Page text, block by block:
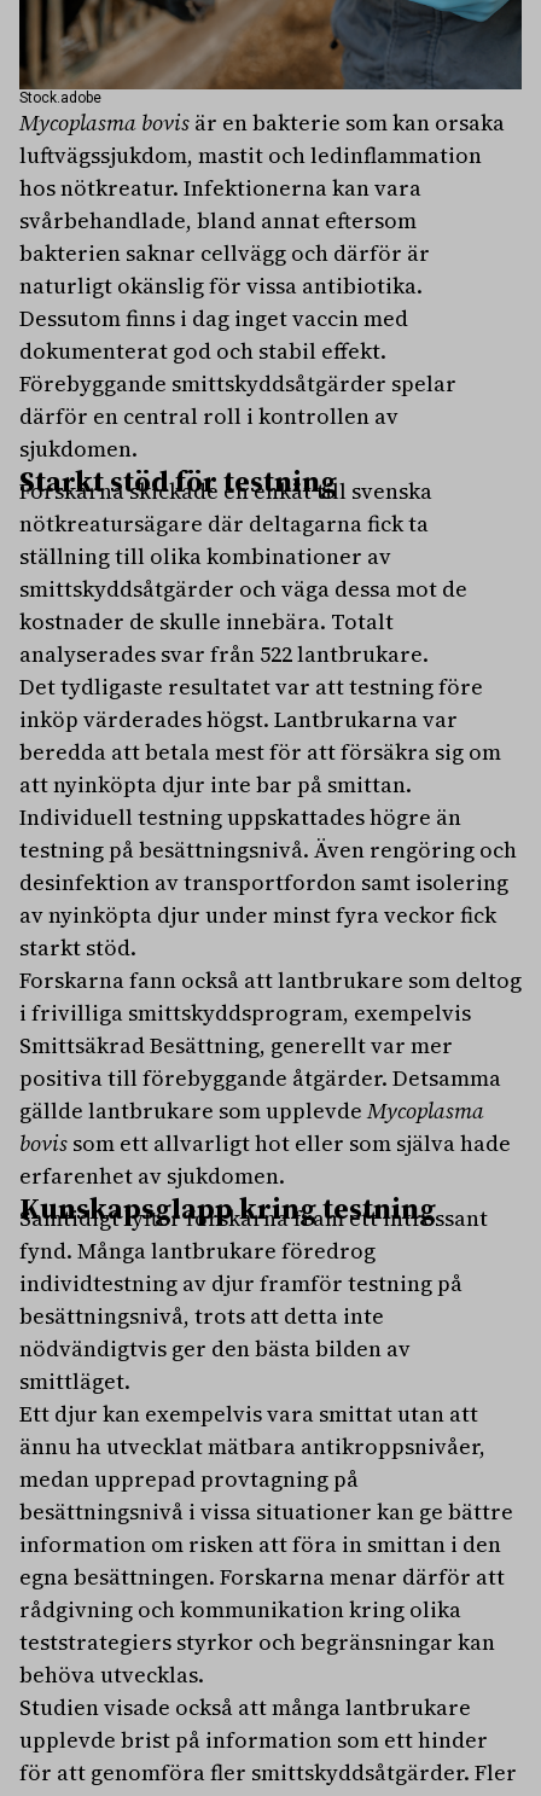
Stock.adobe
Mycoplasma bovis är en bakterie som kan orsaka
luftvägssjukdom, mastit och ledinflammation
hos nötkreatur. Infektionerna kan vara
svårbehandlade, bland annat eftersom
bakterien saknar cellvägg och därför är
naturligt okänslig för vissa antibiotika.
Dessutom finns i dag inget vaccin med
dokumenterat god och stabil effekt.
Förebyggande smittskyddsåtgärder spelar
därför en central roll i kontrollen av
sjukdomen.
Starkt stöd för testning
Forskarna skickade en enkät till svenska
nötkreatursägare där deltagarna fick ta
ställning till olika kombinationer av
smittskyddsåtgärder och väga dessa mot de
kostnader de skulle innebära. Totalt
analyserades svar från 522 lantbrukare.
Det tydligaste resultatet var att testning före
inköp värderades högst. Lantbrukarna var
beredda att betala mest för att försäkra sig om
att nyinköpta djur inte bar på smittan.
Individuell testning uppskattades högre än
testning på besättningsnivå. Även rengöring och
desinfektion av transportfordon samt isolering
av nyinköpta djur under minst fyra veckor fick
starkt stöd.
Forskarna fann också att lantbrukare som deltog
i frivilliga smittskyddsprogram, exempelvis
Smittsäkrad Besättning, generellt var mer
positiva till förebyggande åtgärder. Detsamma
gällde lantbrukare som upplevdeMycoplasma
bovis som ett allvarligt hot eller som själva hade
erfarenhet av sjukdomen.
Kunskapsglapp kring testning
Samtidigt lyfter forskarna fram ett intressant
fynd. Många lantbrukare föredrog
individtestning av djur framför testning på
besättningsnivå, trots att detta inte
nödvändigtvis ger den bästa bilden av
smittläget.
Ett djur kan exempelvis vara smittat utan att
ännu ha utvecklat mätbara antikroppsnivåer,
medan upprepad provtagning på
besättningsnivå i vissa situationer kan ge bättre
information om risken att föra in smittan i den
egna besättningen. Forskarna menar därför att
rådgivning och kommunikation kring olika
teststrategiers styrkor och begränsningar kan
behöva utvecklas.
Studien visade också att många lantbrukare
upplevde brist på information som ett hinder
för att genomföra fler smittskyddsåtgärder. Fler